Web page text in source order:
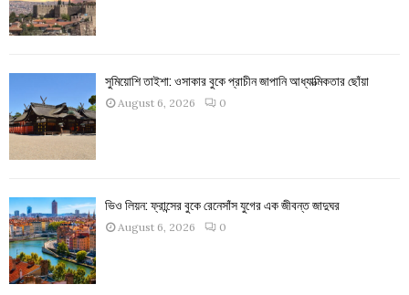
সুমিয়োশি তাইশা: ওসাকার বুকে প্রাচীন জাপানি আধ্যাত্মিকতার ছোঁয়া
August 6, 2026 0
ভিও লিয়ন: ফ্রান্সের বুকে রেনেসাঁস যুগের এক জীবন্ত জাদুঘর
August 6, 2026 0